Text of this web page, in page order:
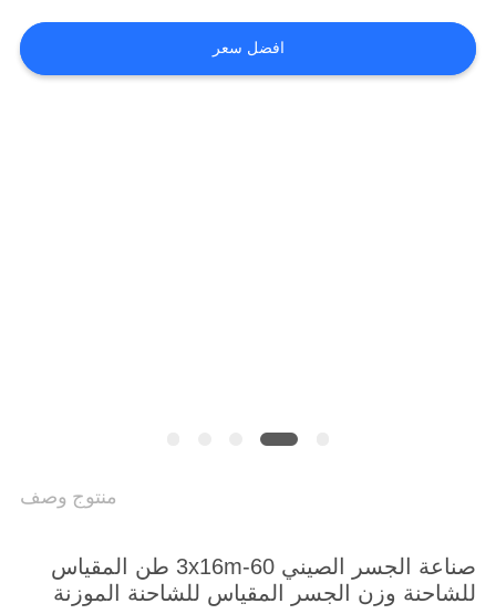
اطلب
اقتباس
افضل سعر
منتوج وصف
صناعة الجسر الصيني 3x16m-60 طن المقياس
للشاحنة وزن الجسر المقياس للشاحنة الموزنة